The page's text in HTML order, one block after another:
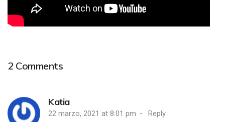
2 Comments
Katia
22 marzo, 2021 at 8:01 pm - Reply